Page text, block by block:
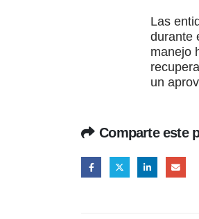
Las
durante
manejo
un
Comparte este